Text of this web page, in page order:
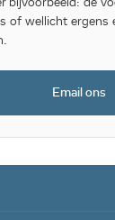
of wellicht ergens
Email ons